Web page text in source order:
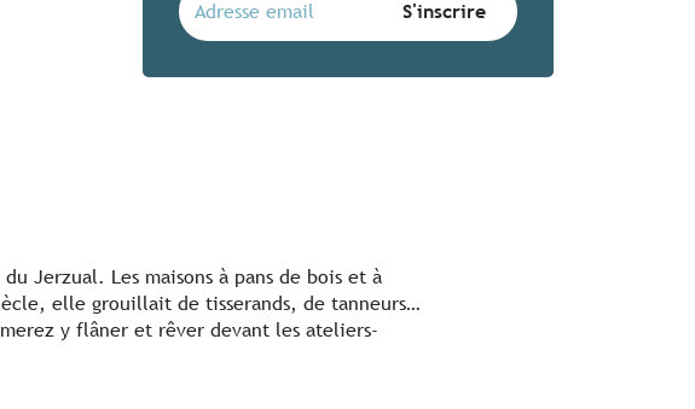
Jerzual. Les maisons à pans de bois et à
elle grouillait de tisserands, de tanneurs…
y flâner et rêver devant les ateliers-